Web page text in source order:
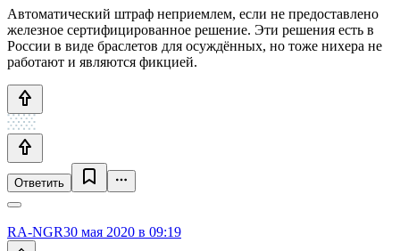
Автоматический штраф неприемлем, если не предоставлено
железное сертифицированное решение. Эти решения есть в
России в виде браслетов для осуждённых, но тоже нихера не
работают и являются фикцией.
Ответить
RA-NGR30 мая 2020 в 09:19